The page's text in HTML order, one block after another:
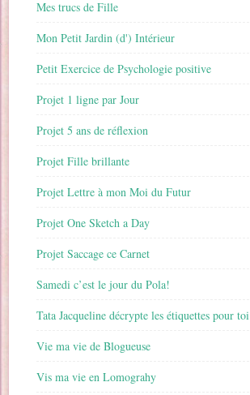
Mes trucs de Fille
Mon Petit Jardin (d') Intérieur
Petit Exercice de Psychologie positive
Projet 1 ligne par Jour
Projet 5 ans de réflexion
Projet Fille brillante
Projet Lettre à mon Moi du Futur
Projet One Sketch a Day
Projet Saccage ce Carnet
Samedi c’est le jour du Pola!
Tata Jacqueline décrypte les étiquettes pour toi
Vie ma vie de Blogueuse
Vis ma vie en Lomograhy